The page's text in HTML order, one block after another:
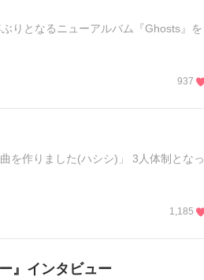
りとなるニューアルバム『Ghosts』を
937
を作りました(ハシシ)」 3人体制となっ
1,185
』インタビュー